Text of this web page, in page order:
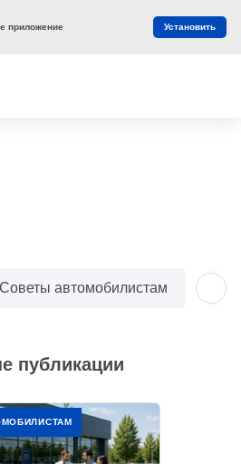
Советы автомобилистам
публикации
приложение Установить